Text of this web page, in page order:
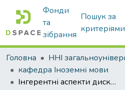
Фонди
та
зібрання
Пошук за
критеріями
Головна
кафедра Іноземні мови
Інгерентні аспекти дискурсу англомовного інтернет-щоденника